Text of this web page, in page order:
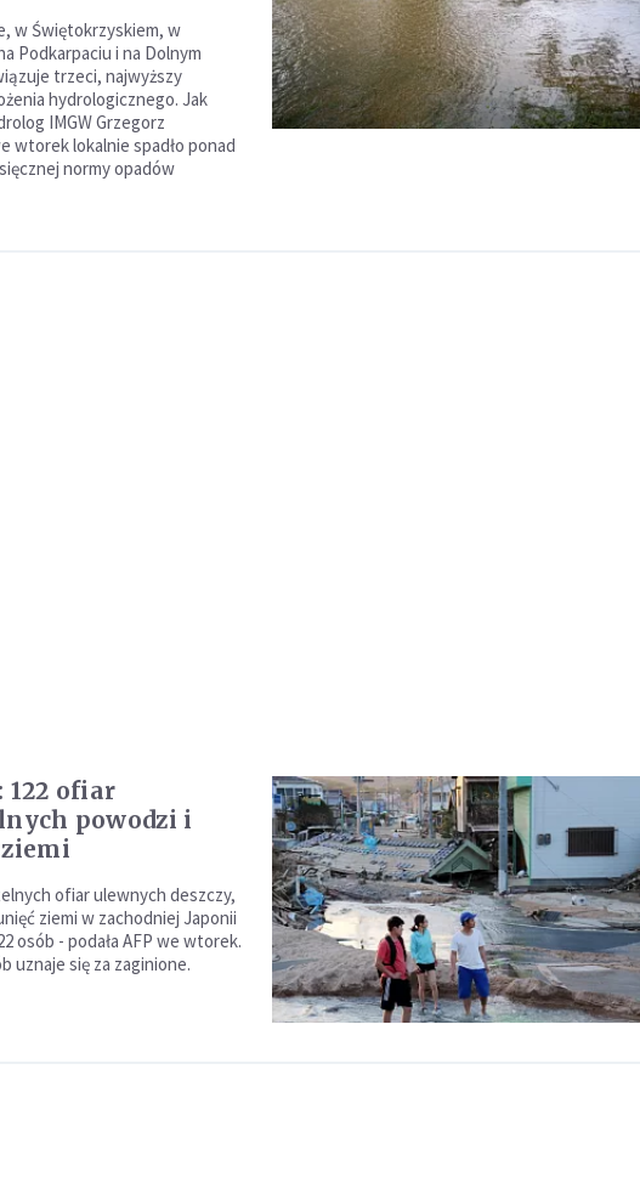
w Świętokrzyskiem, w
Podkarpaciu i na Dolnym
trzeci, najwyższy
hydrologicznego. Jak
IMGW Grzegorz
wtorek lokalnie spadło ponad
normy opadów
122 ofiar
powodzi i
ofiar ulewnych deszczy,
ziemi w zachodniej Japonii
osób - podała AFP we wtorek.
uznaje się za zaginione.